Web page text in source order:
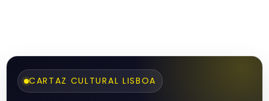
CARTAZ CULTURAL LISBOA